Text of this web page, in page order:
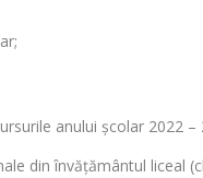
anului școlar 2022 –
din învățământul liceal